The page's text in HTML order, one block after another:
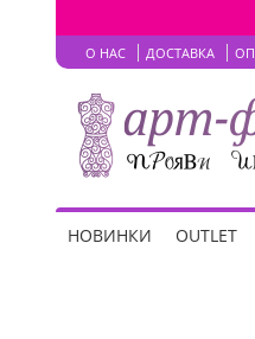
О НАС ДОСТАВКА
НОВИНКИ OUTLET